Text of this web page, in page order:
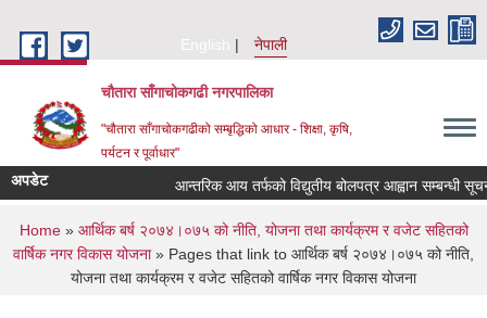
English
नेपाली
चौतारा साँगाचोकगढी नगरपालिका
"चौतारा साँगाचोकगढीको सम्बृद्धिको आधार - शिक्षा, कृषि,
पर्यटन र पूर्वाधार"
अपडेट आन्तरिक आय तर्फको विद्युतीय बोलपत्र आह्वान सम्बन्धी सूचना
You are here
Home» आर्थिक बर्ष २०७४।०७५ को नीति, योजना तथा कार्यक्रम र वजेट सहितको
वार्षिक नगर विकास योजना» Pages that link to आर्थिक बर्ष २०७४।०७५ को नीति,
योजना तथा कार्यक्रम र वजेट सहितको वार्षिक नगर विकास योजना